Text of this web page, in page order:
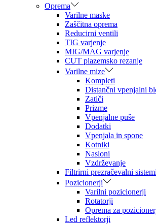
Oprema
Varilne maske
Zaščitna oprema
Reducirni ventili
TIG varjenje
MIG/MAG varjenje
CUT plazemsko rezanje
Varilne mize
Kompleti
Distančni vpenjalni
Zatiči
Prizme
Vpenjalne puše
Dodatki
Vpenjala in spone
Kotniki
Nasloni
Vzdrževanje
Filtrirni prezračevalni sistemi
Pozicionerji
Varilni pozicionerji
Rotatorji
Oprema za
Led reflektorji